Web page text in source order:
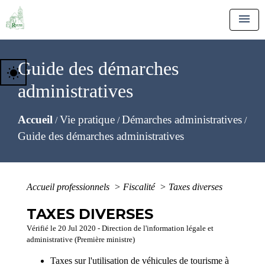
menu
Guide des démarches
administratives
Accueil /Vie pratique /Démarches administratives /
Guide des démarches administratives
wb_sunny
Accueil professionnels > Fiscalité > Taxes diverses
TAXES DIVERSES
Vérifié le 20 Jul 2020 - Direction de l'information légale et
administrative (Première ministre)
Taxes sur l'utilisation de véhicules de tourisme à